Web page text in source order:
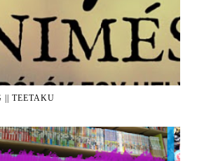
|| TEETAKU